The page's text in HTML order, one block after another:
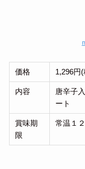
価格 1,296円
内容
唐辛子
ート
賞味期
限
常温１